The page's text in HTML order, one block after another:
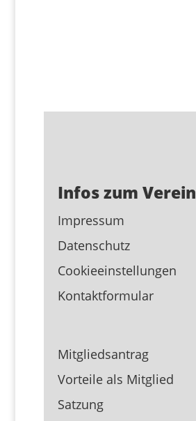
Infos zum Verein
Impressum
Datenschutz
Cookieeinstellungen
Kontaktformular
Mitgliedsantrag
Vorteile als Mitglied
Satzung